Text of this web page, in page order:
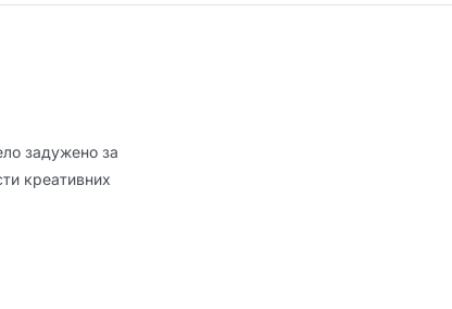
задужено за
креативних